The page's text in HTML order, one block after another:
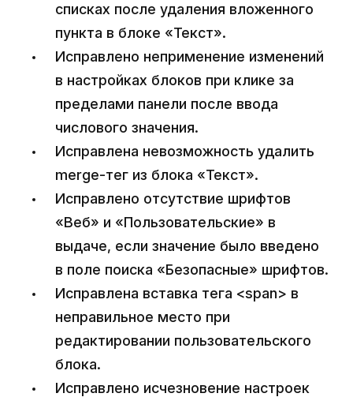
списках после удаления вложенного
пункта в блоке «Текст».
Исправлено неприменение изменений
в настройках блоков при клике за
пределами панели после ввода
числового значения.
Исправлена невозможность удалить
merge-тег из блока «Текст».
Исправлено отсутствие шрифтов
«Веб» и «Пользовательские» в
выдаче, если значение было введено
в поле поиска «Безопасные» шрифтов.
Исправлена вставка тега <span> в
неправильное место при
редактировании пользовательского
блока.
Исправлено исчезновение настроек